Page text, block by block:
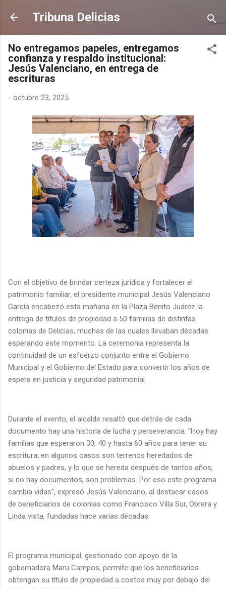
Ir al contenido principal
Tribuna Delicias
No entregamos papeles, entregamos
confianza y respaldo institucional:
Jesús Valenciano, en entrega de
escrituras
- octubre 23, 2025
Con el objetivo de brindar certeza jurídica y fortalecer el
patrimonio familiar, el presidente municipal Jesús Valenciano
García encabezó esta mañana en la Plaza Benito Juárez la
entrega de títulos de propiedad a 50 familias de distintas
colonias de Delicias, muchas de las cuales llevaban décadas
esperando este momento. La ceremonia representa la
continuidad de un esfuerzo conjunto entre el Gobierno
Municipal y el Gobierno del Estado para convertir los años de
espera en justicia y seguridad patrimonial.
Durante el evento, el alcalde resaltó que detrás de cada
documento hay una historia de lucha y perseverancia. “Hoy hay
familias que esperaron 30, 40 y hasta 60 años para tener su
escritura; en algunos casos son terrenos heredados de
abuelos y padres, y lo que se hereda después de tantos años,
si no hay documentos, son problemas. Por eso este programa
cambia vidas”, expresó Jesús Valenciano, al destacar casos
de beneficiarios de colonias como Francisco Villa Sur, Obrera y
Linda vista, fundadas hace varias décadas.
El programa municipal, gestionado con apoyo de la
gobernadora Maru Campos, permite que los beneficiarios
obtengan su título de propiedad a costos muy por debajo del